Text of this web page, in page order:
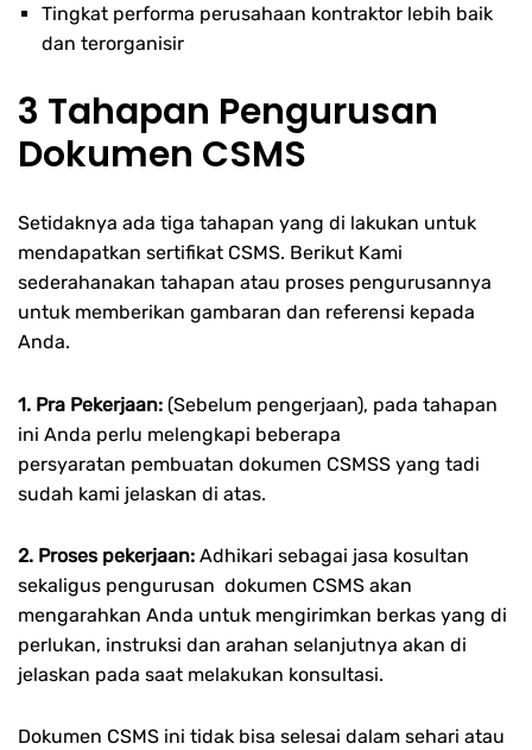
Tingkat performa perusahaan kontraktor lebih baik
dan terorganisir
3 Tahapan Pengurusan
Dokumen CSMS
Setidaknya ada tiga tahapan yang di lakukan untuk
mendapatkan sertifikat CSMS. Berikut Kami
sederahanakan tahapan atau proses pengurusannya
untuk memberikan gambaran dan referensi kepada
Anda.
1. Pra Pekerjaan: (Sebelum pengerjaan), pada tahapan
ini Anda perlu melengkapi beberapa
persyaratan pembuatan dokumen CSMSS yang tadi
sudah kami jelaskan di atas.
2. Proses pekerjaan: Adhikari sebagai jasa kosultan
sekaligus pengurusan dokumen CSMS akan
mengarahkan Anda untuk mengirimkan berkas yang di
perlukan, instruksi dan arahan selanjutnya akan di
jelaskan pada saat melakukan konsultasi.
Dokumen CSMS ini tidak bisa selesai dalam sehari atau